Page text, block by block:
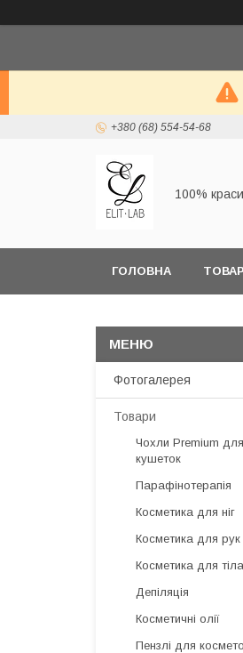
+380 (68) 554-54-68
100% краси
ГОЛОВНА
Фотогалерея
Товари
Чохли Premium
кушеток
Парафінотерапія
Косметика для ніг
Косметика для рук
Косметика для тіла
Депіляція
Косметичні олії
Пензлі для